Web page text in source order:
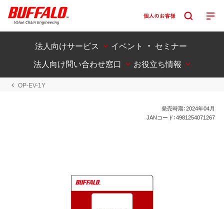
法人向けサービス
イベント ・ セミナー
法人向け問い合わせ窓口
お役立ち情報
OP-EV-1Y
発売時期：2024年04月
JANコード：4981254071267